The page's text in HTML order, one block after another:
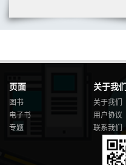
页面
图书
电子书
专题
关于我们
关于我们
用户协议
联系我们